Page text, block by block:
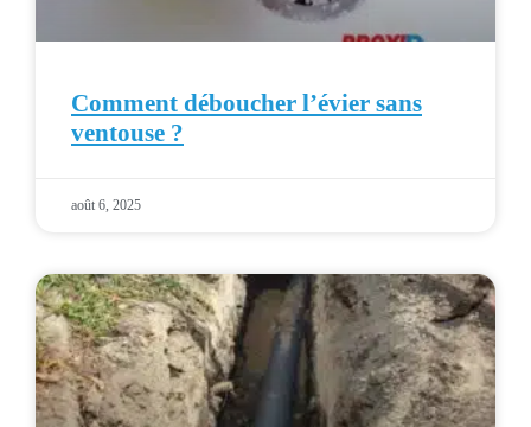
Comment déboucher l’évier sans
ventouse ?
août 6, 2025